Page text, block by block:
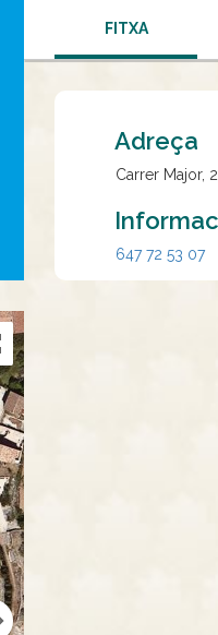
FITXA
Adreça
Carrer Major,
647 72 53 07